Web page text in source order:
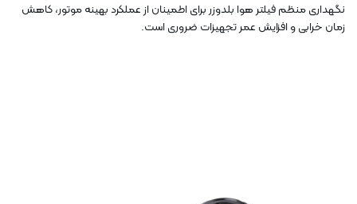
نگهداری منظم فیلتر هوا بلدوزر برای اطمینان از عملکرد بهینه موتور، کاهش
زمان خرابی و افزایش عمر تجهیزات ضروری است.